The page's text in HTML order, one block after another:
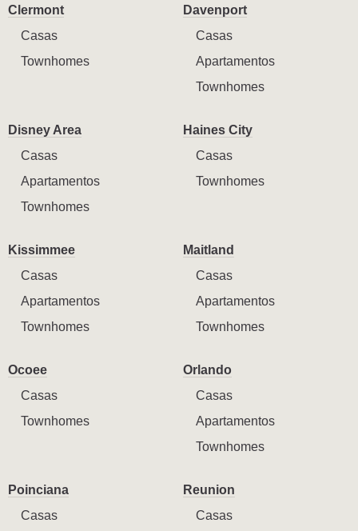
Clermont
Casas
Townhomes
Davenport
Casas
Apartamentos
Townhomes
Disney Area
Casas
Apartamentos
Townhomes
Haines City
Casas
Townhomes
Kissimmee
Casas
Apartamentos
Townhomes
Maitland
Casas
Apartamentos
Townhomes
Ocoee
Casas
Townhomes
Orlando
Casas
Apartamentos
Townhomes
Poinciana
Casas
Reunion
Casas